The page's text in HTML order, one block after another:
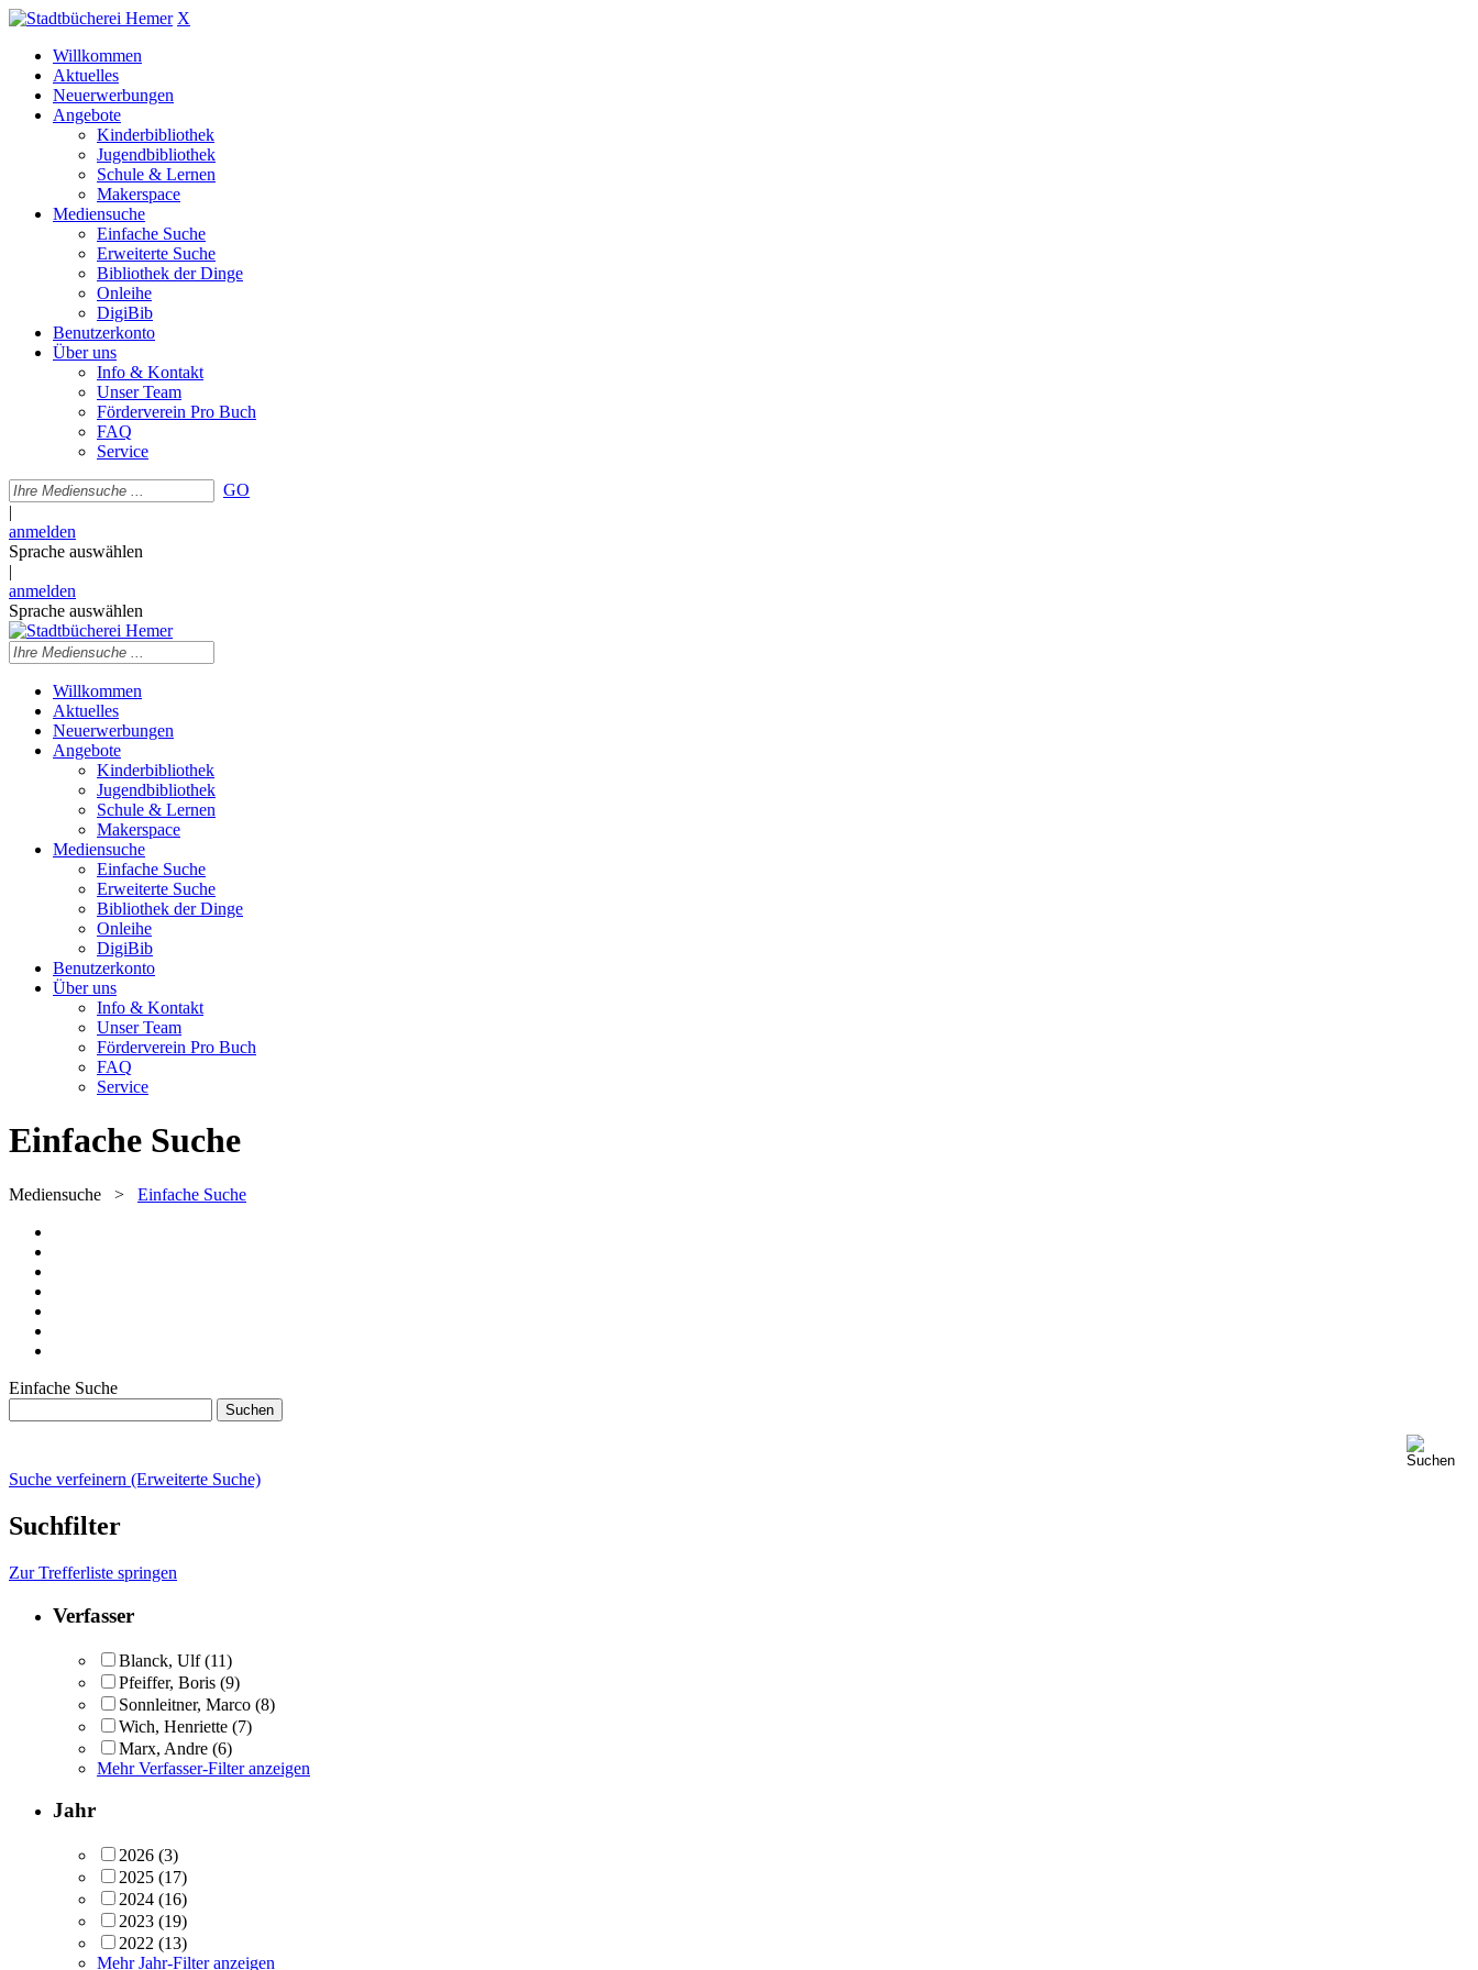
X
Willkommen
Aktuelles
Neuerwerbungen
Angebote
Kinderbibliothek
Jugendbibliothek
Schule & Lernen
Makerspace
Mediensuche
Einfache Suche
Erweiterte Suche
Bibliothek der Dinge
Onleihe
DigiBib
Benutzerkonto
Über uns
Info & Kontakt
Unser Team
Förderverein Pro Buch
FAQ
Service
GO
|
anmelden
Sprache auswählen
|
anmelden
Sprache auswählen
Willkommen
Aktuelles
Neuerwerbungen
Angebote
Kinderbibliothek
Jugendbibliothek
Schule & Lernen
Makerspace
Mediensuche
Einfache Suche
Erweiterte Suche
Bibliothek der Dinge
Onleihe
DigiBib
Benutzerkonto
Über uns
Info & Kontakt
Unser Team
Förderverein Pro Buch
FAQ
Service
Einfache Suche
Mediensuche > Einfache Suche
Einfache Suche
Suche verfeinern (Erweiterte Suche)
Suchfilter
Zur Trefferliste springen
Verfasser
Blanck, Ulf (11)
Pfeiffer, Boris (9)
Sonnleitner, Marco (8)
Wich, Henriette (7)
Marx, Andre (6)
Mehr Verfasser-Filter anzeigen
Jahr
2026 (3)
2025 (17)
2024 (16)
2023 (19)
2022 (13)
Mehr Jahr-Filter anzeigen